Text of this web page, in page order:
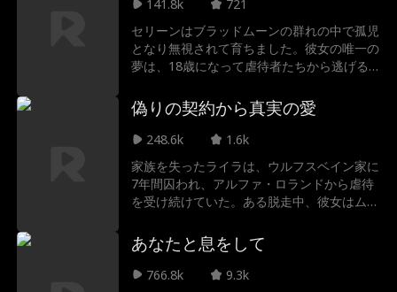
を奪った。ショーンはチェルシーを吸血鬼に
変えただけでなく、彼女にスカーレットの血
を与えることさえ許した。新たな恋人に夢中
を忘れ、スカーレットを死に追いやった。屈
生を生きることを決意し、命を懸けてショー
ンから離れ、奴隷と主の絆を断ち切る。生死
の境をさまようスカーレットの前に、突然吸
血鬼の王子アルダーが姿を現し、彼女を救い
出す。彼の慈悲に感謝しつつも畏怖する彼女
は、この新たな白馬の王子様が、かつて自分
が助けた人物だとは気づいていなかった。
141.8k
721
セリーンはブラッドムーンの群れの中で孤児
となり無視されて育ちました。彼女の唯一の
夢は、18歳になって虐待者たちから逃げる
画を持っていて、すぐにセリーンは自分の配
偶者がブラッド・ムーンのアルファ・ジャク
ソンであることに気づきます。まさに彼女が
も彼ですか？もう一人のアルファも自分の仲
間だと主張したらどうなるでしょうか?!
偽りの契約から真実の愛
248.6k
1.6k
家族を失ったライラは、ウルフスベイン家に
7年間囚われ、アルファ・ロランドから虐待
を受け続けていた。ある脱走中、彼女はムー
ドと一夜を共にし、妊娠した。アルフレッド
はライラを救出し、自分の家族へ連れ帰る。
彼女を守るため、二人は「契約結婚」を結ん
あなたと息をして
766.8k
9.3k